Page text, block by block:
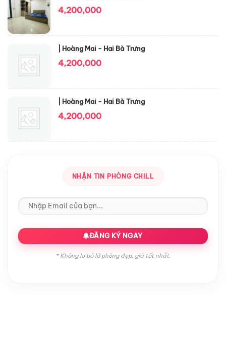
4,200,000
| Hoàng Mai - Hai Bà Trưng
4,200,000
| Hoàng Mai - Hai Bà Trưng
4,200,000
NHẬN TIN PHÒNG CHILL
ĐĂNG KÝ NGAY
* Không lo bỏ lỡ phòng đẹp, giá tốt nhất.